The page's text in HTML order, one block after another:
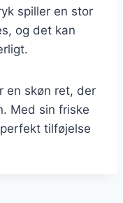
spiller en stor
og det kan
en skøn ret, der
Med sin friske
tilføjelse